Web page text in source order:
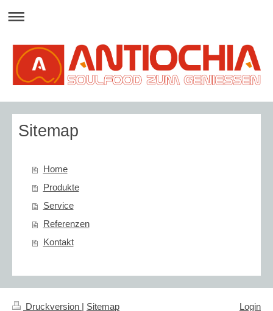
Sitemap
Home
Produkte
Service
Referenzen
Kontakt
Druckversion | Sitemap
Login